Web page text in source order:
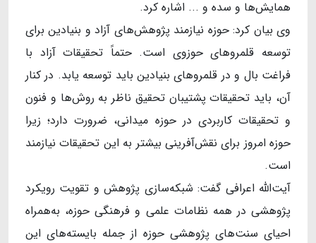
همایش‌ها و سده و ... اشاره کرد.
وی بیان کرد: حوزه نیازمند پژوهش‌های آزاد و بنیادین برای
توسعه قلمروهای حوزوی است. حتماً تحقیقات آزاد با
فراغت بال و در قلمروهای بنیادین باید توسعه یابد. در کنار
آن، باید تحقیقات پشتیبان تحقیق ناظر به روش‌ها و فنون
و تحقیقات کاربردی در حوزه میدانی، ضرورت دارد؛ زیرا
حوزه امروز برای نقش‌آفرینی بیشتر به این تحقیقات نیازمند
است.
آیت‌الله اعرافی گفت: شبکه‌سازی پژوهش و تقویت رویکرد
پژوهشی در همه نظامات علمی و فرهنگی حوزه، به‌همراه
احیای سنت‌های پژوهشی حوزه از جمله بایسته‌های این